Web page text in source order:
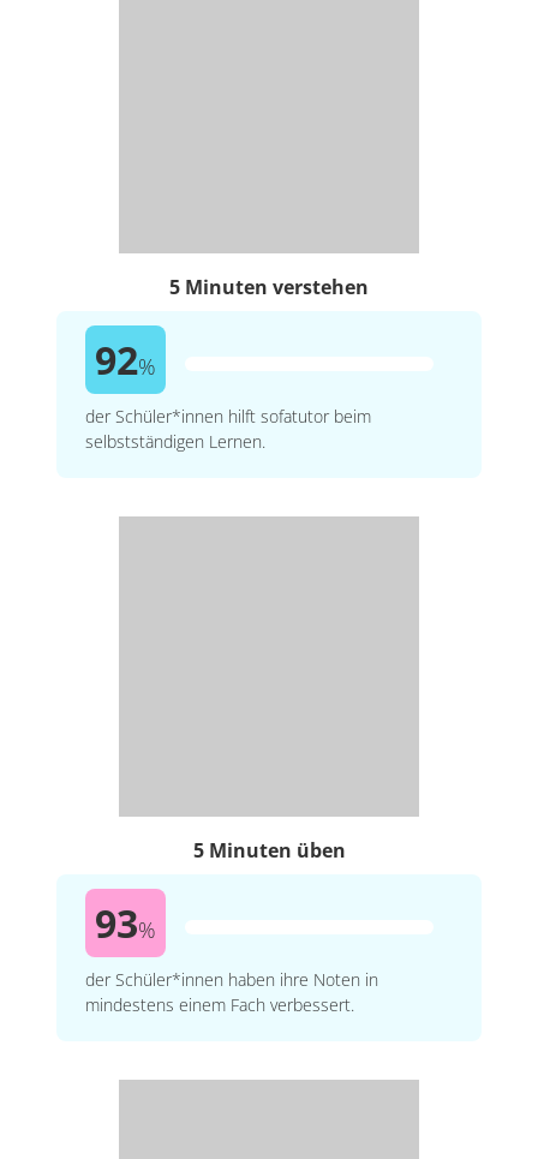
5 Minuten verstehen
92%
der Schüler*innen hilft sofatutor beim
selbstständigen Lernen.
5 Minuten üben
93%
der Schüler*innen haben ihre Noten in
mindestens einem Fach verbessert.